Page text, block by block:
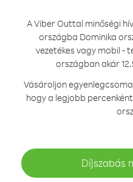
A Viber Outtal minőségi
országba Dominika
vezetékes vagy mobil -
országban akár
Vásároljon
hogy a legjobb
Díjszabás